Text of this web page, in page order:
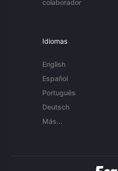
colaborador
Idiomas
English
Español
Português
Deutsch
Más...